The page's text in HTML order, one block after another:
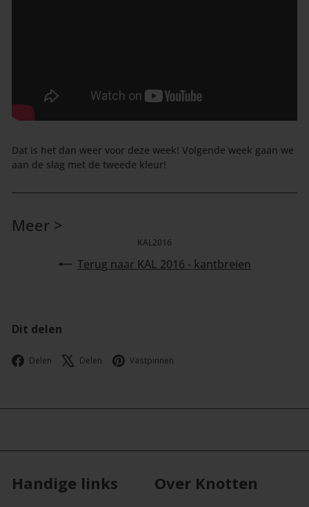
Dat is het dan weer voor deze week! Volgende week gaan we
aan de slag met de tweede kleur!
Meer >
KAL2016
Terug naar KAL 2016 - kantbreien
Dit delen
Delen Facebook
Delen X Vastpinnen
Handige links Over Knotten